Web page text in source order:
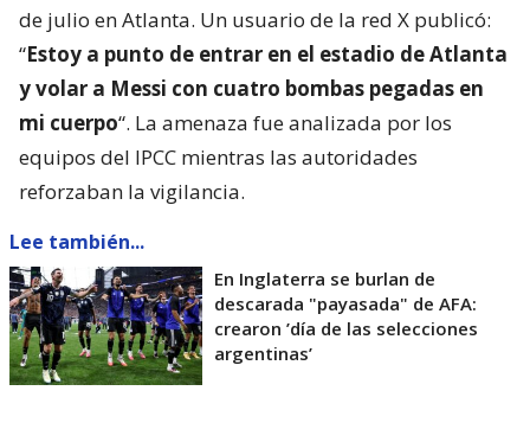
de julio en Atlanta. Un usuario de la red X publicó:
“Estoy a punto de entrar en el estadio de Atlanta
y volar a Messi con cuatro bombas pegadas en
mi cuerpo“. La amenaza fue analizada por los
equipos del IPCC mientras las autoridades
reforzaban la vigilancia.
Lee también...
En Inglaterra se burlan de
descarada "payasada" de AFA:
crearon ’día de las selecciones
argentinas’